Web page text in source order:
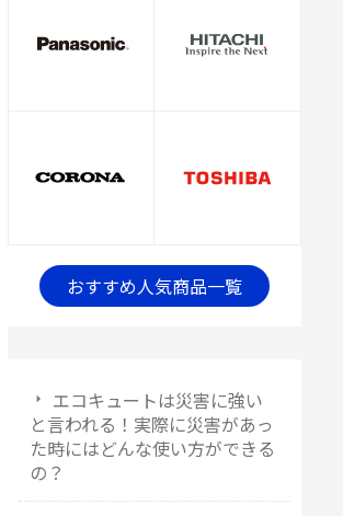
おすすめ人気商品一覧
エコキュートは災害に強い
と言われる！実際に災害があっ
た時にはどんな使い方ができる
の？